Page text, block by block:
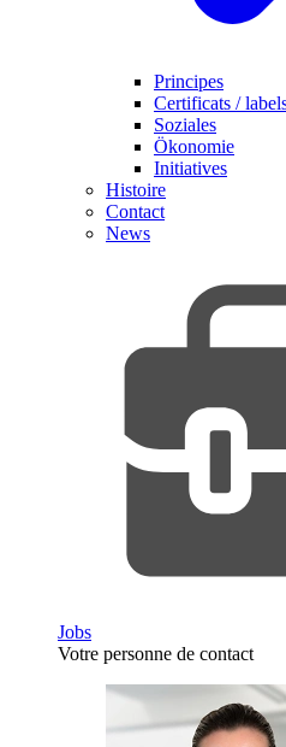
Principes
Certificats /
Soziales
Ökonomie
Initiatives
Histoire
Contact
News
Jobs
Votre personne de contact